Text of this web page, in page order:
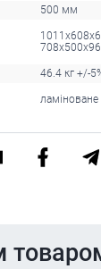
500 мм
46.4 кг +/-